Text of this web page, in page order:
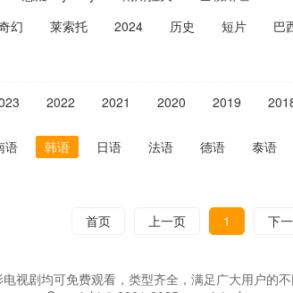
幻 莱索托 2024 历史 短片 巴
2022 2021 2020 2019
语 韩语 日语 法语 德语 泰语
首页 上一页 1 下
视剧均可免费观看，类型齐全，满足广大用户的